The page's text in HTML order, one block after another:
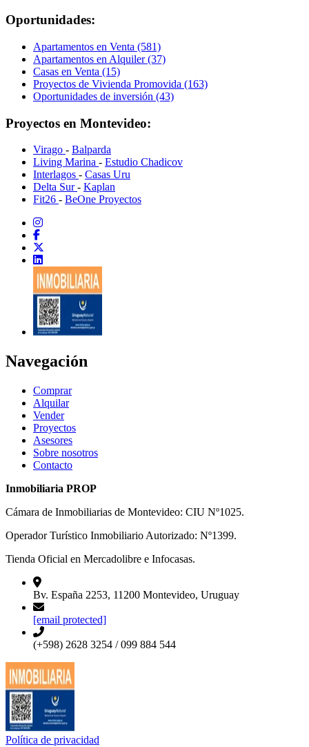
Oportunidades:
Apartamentos en Venta (581)
Apartamentos en Alquiler (37)
Casas en Venta (15)
Proyectos de Vivienda Promovida (163)
Oportunidades de inversión (43)
Proyectos en Montevideo:
Virago - Balparda
Living Marina - Estudio Chadicov
Interlagos - Casas Uru
Delta Sur- Kaplan
Fit26 - BeOne Proyectos
Navegación
Comprar
Alquilar
Vender
Proyectos
Asesores
Sobre nosotros
Contacto
Inmobiliaria PROP
Cámara de Inmobiliarias de Montevideo: CIU Nº1025.
Operador Turístico Inmobiliario Autorizado: Nº1399.
Tienda Oficial en Mercadolibre e Infocasas.
Bv. España 2253, 11200 Montevideo, Uruguay
[email protected]
(+598) 2628 3254 / 099 884 544
Política de privacidad